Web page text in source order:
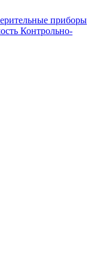
приборы
Контрольно-